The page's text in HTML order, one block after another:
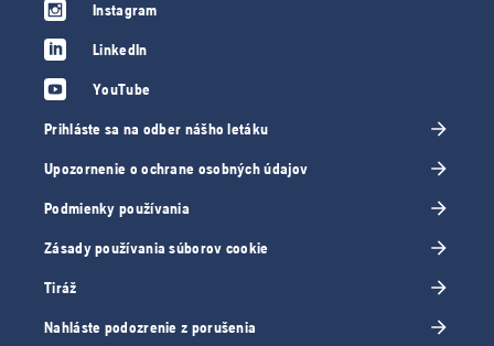
Instagram
LinkedIn
YouTube
Prihláste sa na odber nášho letáku
Upozornenie o ochrane osobných údajov
Podmienky používania
Zásady používania súborov cookie
Tiráž
Nahláste podozrenie z porušenia